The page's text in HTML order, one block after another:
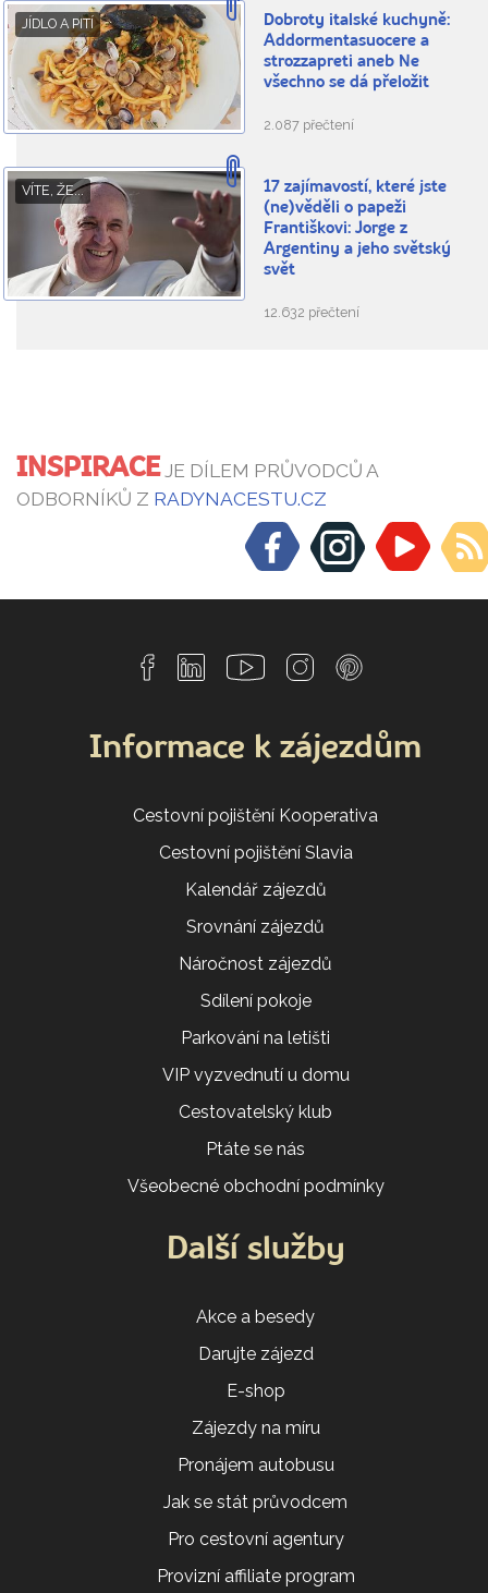
JÍDLO A PITÍ
Dobroty italské kuchyně:
Addormentasuocere a
strozzapreti aneb Ne
všechno se dá přeložit
2.087 přečtení
VÍTE, ŽE...
17 zajímavostí, které jste
(ne)věděli o papeži
Františkovi: Jorge z
Argentiny a jeho světský
svět
12.632 přečtení
INSPIRACEJE DÍLEM PRŮVODCŮ A
ODBORNÍKŮ Z RADYNACESTU.CZ
Informace k zájezdům
Cestovní pojištění Kooperativa
Cestovní pojištění Slavia
Kalendář zájezdů
Srovnání zájezdů
Náročnost zájezdů
Sdílení pokoje
Parkování na letišti
VIP vyzvednutí u domu
Cestovatelský klub
Ptáte se nás
Všeobecné obchodní podmínky
Další služby
Akce a besedy
Darujte zájezd
E-shop
Zájezdy na míru
Pronájem autobusu
Jak se stát průvodcem
Pro cestovní agentury
Provizní affiliate program